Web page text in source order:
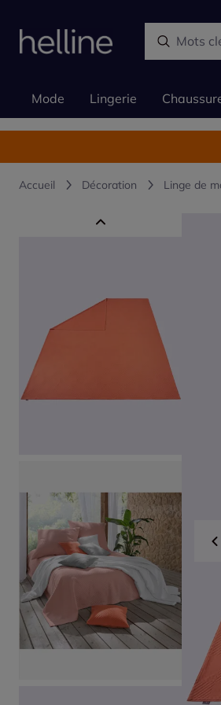
Mode Lingerie
Accueil Décoration Linge de